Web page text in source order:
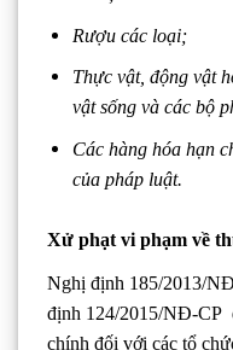
Rượu các loại;
Thực vật, động vật
vật sống và các bộ
Các hàng hóa hạn
của pháp luật.
Xử phạt vi phạm về
Nghị định 185/2013/
định 124/2015/NĐ-CP
chính đối với các tổ